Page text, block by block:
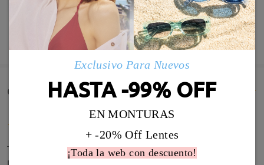
MOSTRAR MÁS
Comentarios de Clientes(334)
Todo perfecto, la calidad muy buena, la entrega
rapidísima y el precio increible. Muy recomendable.
Exclusivo Para Nuevos
HASTA -99% OFF
EN MONTURAS
+ -20% Off Lentes
¡Toda la web con descuento!